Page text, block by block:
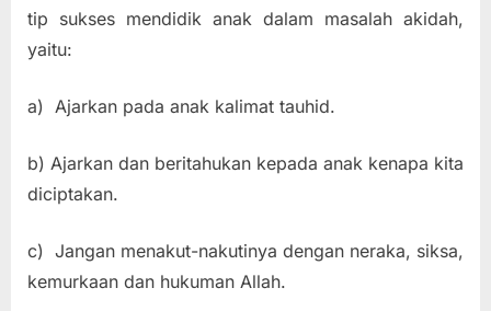
tip sukses mendidik anak dalam masalah akidah,
yaitu:
a) Ajarkan pada anak kalimat tauhid.
b) Ajarkan dan beritahukan kepada anak kenapa kita
diciptakan.
c) Jangan menakut-nakutinya dengan neraka, siksa,
kemurkaan dan hukuman Allah.